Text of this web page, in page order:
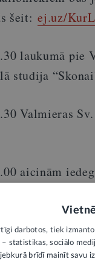
šeit:ej.uz/
laukumā pie
studija
Valmieras
aicinām
uz
restorāna
darbotos, tiek
statistikas, sociālo
brīdī mainīt savu